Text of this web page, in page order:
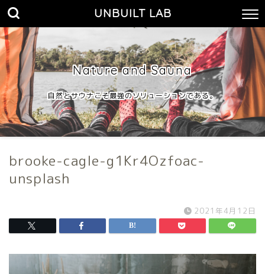
UNBUILT LAB
Nature and Sauna
自然とサウナこそ最強のソリューションである。
brooke-cagle-g1Kr4Ozfoac-
unsplash
2021年4月12日